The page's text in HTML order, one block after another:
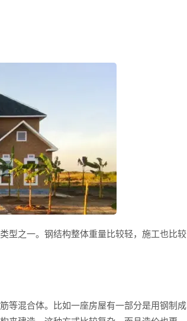
之一。钢结构整体重量比较轻，施工也比较
混合体。比如一座房屋有一部分是用钢制成